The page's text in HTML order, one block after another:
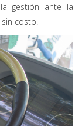
gestión ante la
costo.